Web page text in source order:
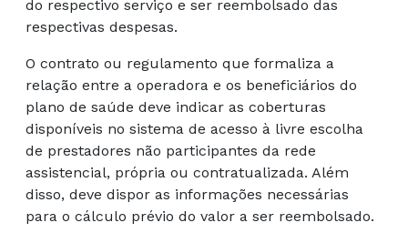
do respectivo serviço e ser reembolsado das
respectivas despesas.
O contrato ou regulamento que formaliza a
relação entre a operadora e os beneficiários do
plano de saúde deve indicar as coberturas
disponíveis no sistema de acesso à livre escolha
de prestadores não participantes da rede
assistencial, própria ou contratualizada. Além
disso, deve dispor as informações necessárias
para o cálculo prévio do valor a ser reembolsado.